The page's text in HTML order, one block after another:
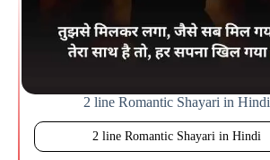
2 line Romantic Shayari in Hindi
2 line Romantic Shayari in Hindi